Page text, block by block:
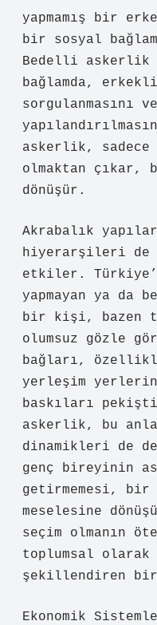
yapmamış bir
bir sosyal
Bedelli askerlik
bağlamda,
sorgulanmasını
askerlik,
olmaktan çıkar,
dönüşür.
Akrabalık
hiyerarşileri de
etkiler.
yapmayan ya da
bir kişi, bazen
olumsuz gözle
bağları,
yerleşim
baskıları
askerlik, bu
dinamikleri de
genç bireyinin
getirmemesi, bir
meselesine
seçim olmanın
toplumsal
şekillendiren bir
Ekonomik